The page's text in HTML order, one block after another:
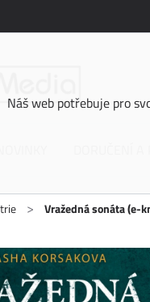
Náš web potřebuje pro
> Vražedná sonáta (e-